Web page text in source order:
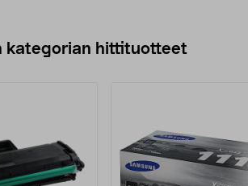
kategorian hittituotteet